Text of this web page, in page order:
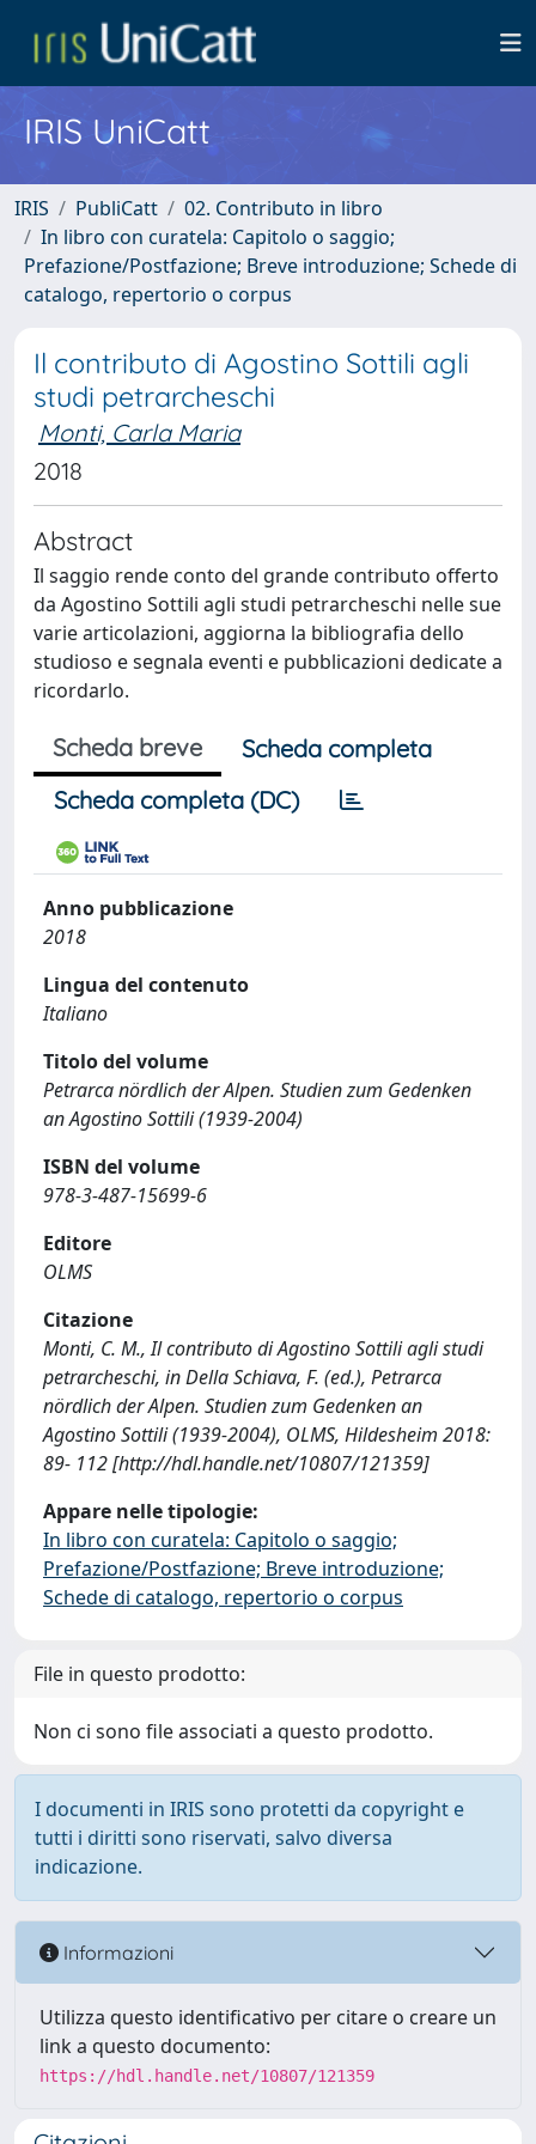
IRIS UniCatt
IRIS PubliCatt
02. Contributo in libro
In libro con curatela: Capitolo o saggio;
Prefazione/Postfazione; Breve introduzione; Schede di
catalogo, repertorio o corpus
Il contributo di Agostino Sottili agli
studi petrarcheschi
Monti, Carla Maria
2018
Abstract
Il saggio rende conto del grande contributo offerto
da Agostino Sottili agli studi petrarcheschi nelle sue
varie articolazioni, aggiorna la bibliografia dello
studioso e segnala eventi e pubblicazioni dedicate a
ricordarlo.
Scheda breve
Scheda completa
Scheda completa (DC)
Anno pubblicazione
2018
Lingua del contenuto
Italiano
Titolo del volume
Petrarca nördlich der Alpen. Studien zum Gedenken
an Agostino Sottili (1939-2004)
ISBN del volume
978-3-487-15699-6
Editore
OLMS
Citazione
Monti, C. M., Il contributo di Agostino Sottili agli studi
petrarcheschi, in Della Schiava, F. (ed.), Petrarca
nördlich der Alpen. Studien zum Gedenken an
Agostino Sottili (1939-2004), OLMS, Hildesheim 2018:
89- 112 [http://hdl.handle.net/10807/121359]
Appare nelle tipologie:
In libro con curatela: Capitolo o saggio;
Prefazione/Postfazione; Breve introduzione;
Schede di catalogo, repertorio o corpus
File in questo prodotto:
Non ci sono file associati a questo prodotto.
I documenti in IRIS sono protetti da copyright e
tutti i diritti sono riservati, salvo diversa
indicazione.
Informazioni
Utilizza questo identificativo per citare o creare un
link a questo documento:
https://hdl.handle.net/10807/121359